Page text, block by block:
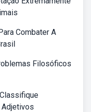
Combater A
Filosóficos